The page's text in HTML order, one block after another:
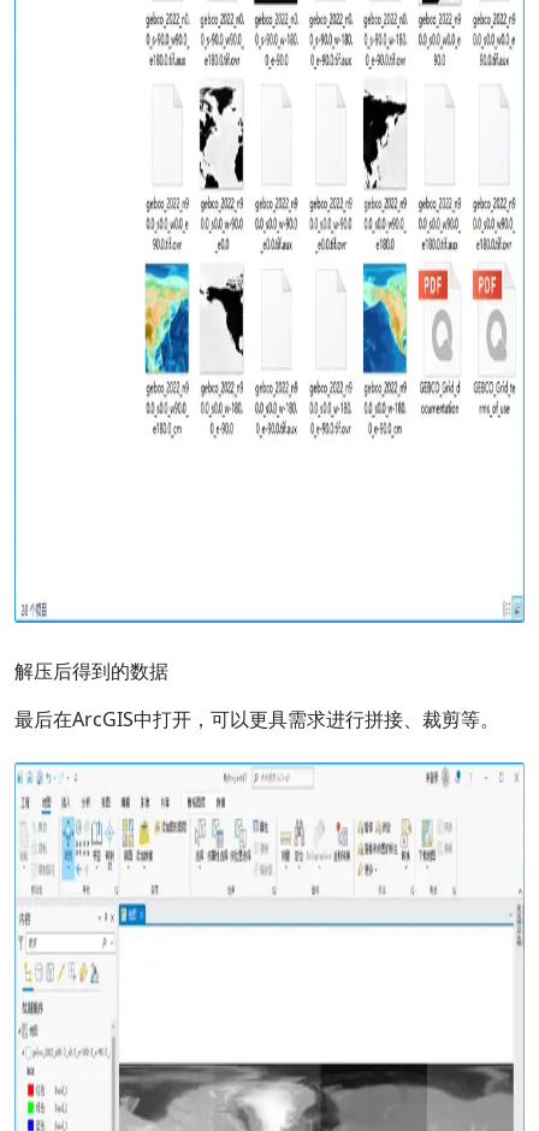
解压后得到的数据
最后在ArcGIS中打开，可以更具需求进行拼接、裁剪等。